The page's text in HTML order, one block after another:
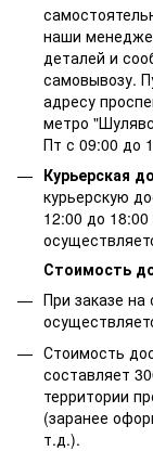
наши
деталей и
самовывозу.
адресу
метро
Пт с 09:00 до
Курьерская
курьерскую
12:00 до
Стоимость
При заказе на
Стоимость
составляет
территории
(заранее
т.д.).